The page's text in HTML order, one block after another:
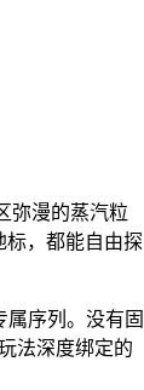
弥漫的蒸汽粒
，都能自由探
序列。没有固
法深度绑定的